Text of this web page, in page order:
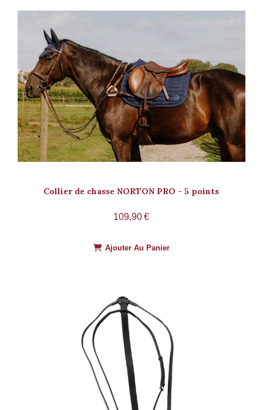
Collier de chasse NORTON PRO - 5 points
109,90€
Ajouter Au Panier